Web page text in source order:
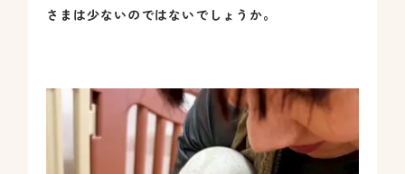
さまは少ないのではないでしょうか。